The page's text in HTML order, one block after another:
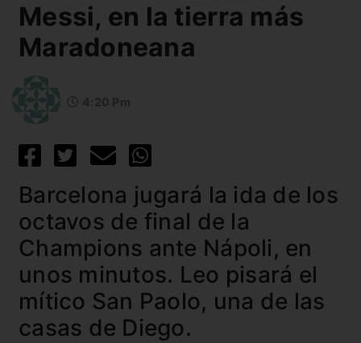
Messi, en la tierra más
Maradoneana
Barcelona jugará la ida de los
octavos de final de la
Champions ante Nápoli, en
unos minutos. Leo pisará el
mítico San Paolo, una de las
casas de Diego.